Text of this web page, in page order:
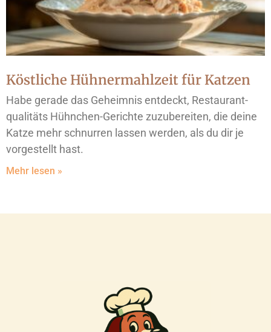
Köstliche Hühnermahlzeit für Katzen
Habe gerade das Geheimnis entdeckt, Restaurant-
qualitäts Hühnchen-Gerichte zuzubereiten, die deine
Katze mehr schnurren lassen werden, als du dir je
vorgestellt hast.
Mehr lesen »